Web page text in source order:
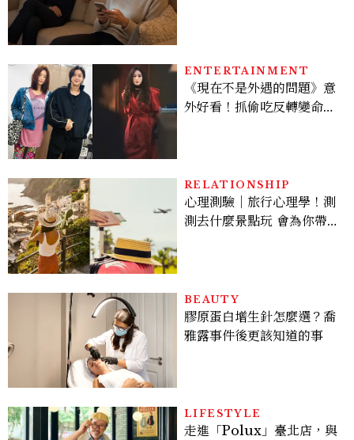
ENTERTAINMENT
《現在不是外遇的問題》意
外好看！抓偷吃反轉變命
看點懶人包
RELATIONSHIP
心理測驗｜旅行心理學！測
測去什麼景點玩 會為你帶來
BEAUTY
膠原蛋白增生針怎麼選？喬
雅露事件後更該知道的事
LIFESTYLE
走進「Polux」臺北店，與